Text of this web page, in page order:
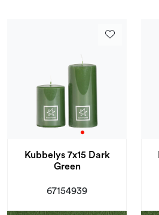
Kubbelys 7x15 Dark
Green
67154939